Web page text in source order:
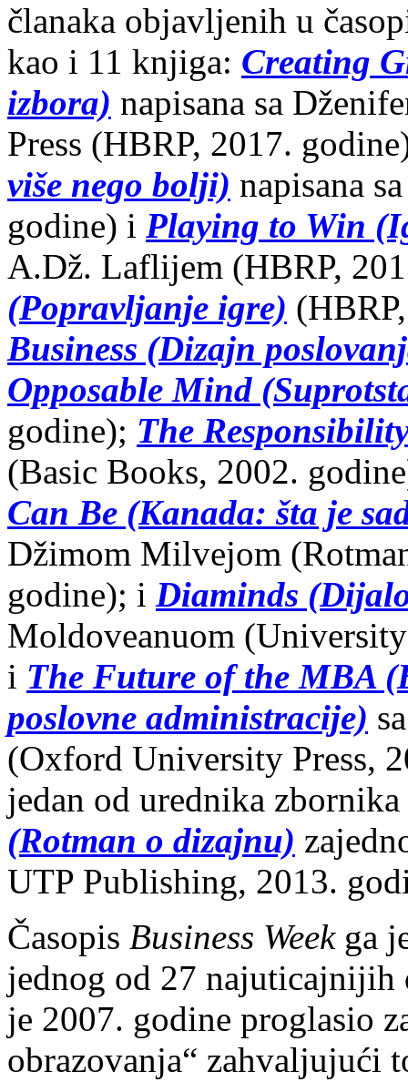
članaka objavljenih u
kao i 11 knjiga: Creating
izbora) napisana sa
Press (HBRP, 2017.
više nego bolji) napisana
godine) i Playing to Win
A.Dž. Laflijem (HBRP,
(Popravljanje igre)
Business (Dizajn
Opposable Mind
godine); The
(Basic Books, 2002.
Can Be (Kanada: šta je
Džimom Milvejom
godine); i Diaminds
Moldoveanuom
i The Future of the MBA
poslovne administracije)
(Oxford University Press,
jedan od urednika
(Rotman o dizajnu)
UTP Publishing, 2013.
Časopis Business Week ga
jednog od 27 najuticajnijih
je 2007. godine proglasio
obrazovanja“ zahvaljujući